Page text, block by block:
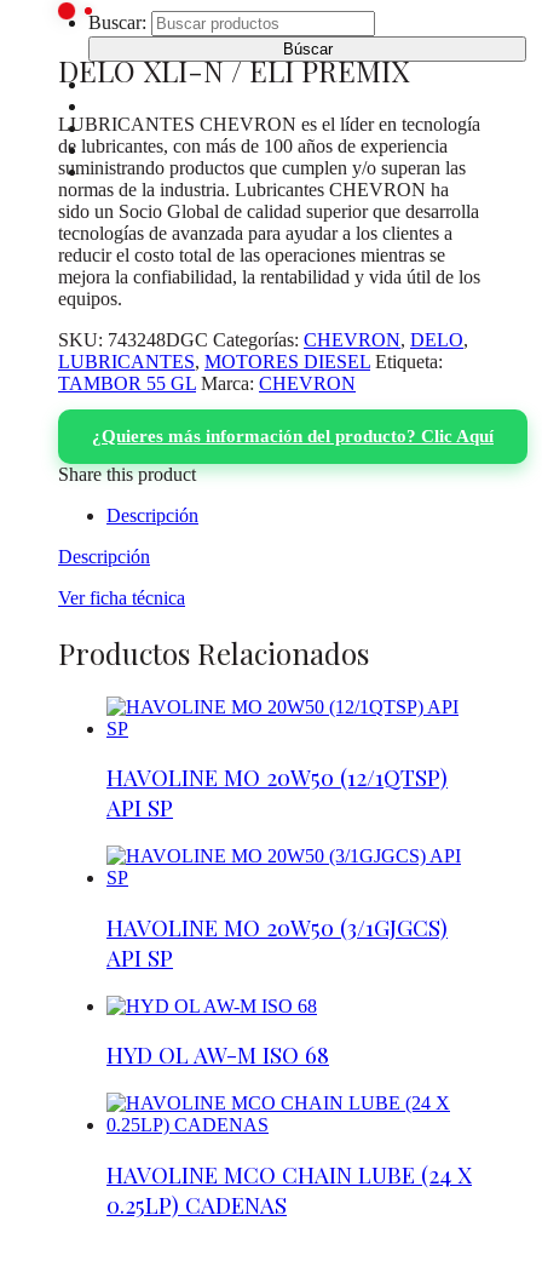
Buscar:
INICIO
¿DONDE COMPRAR?
SOBRE NOSOTROS
CONTACTO
DELO XLI-N / ELI PREMIX
LUBRICANTES CHEVRON es el líder en tecnología
de lubricantes, con más de 100 años de experiencia
suministrando productos que cumplen y/o superan las
normas de la industria. Lubricantes CHEVRON ha
sido un Socio Global de calidad superior que desarrolla
tecnologías de avanzada para ayudar a los clientes a
reducir el costo total de las operaciones mientras se
mejora la confiabilidad, la rentabilidad y vida útil de los
equipos.
SKU: 743248DGC Categorías: CHEVRON, DELO,
LUBRICANTES, MOTORES DIESEL Etiqueta:
TAMBOR 55 GL Marca: CHEVRON
¿Quieres más información del producto? Clic Aquí
Share this product
Descripción
Descripción
Ver ficha técnica
Productos Relacionados
HAVOLINE MO 20W50 (12/1QTSP)
API SP
HAVOLINE MO 20W50 (3/1GJGCS)
API SP
HYD OL AW-M ISO 68
HAVOLINE MCO CHAIN LUBE (24 X
0.25LP) CADENAS